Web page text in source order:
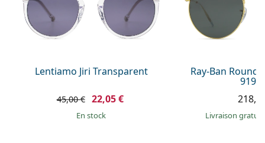
Lentiamo Jiri Transparent
45,00 € 22,05 €
en stock
Ray-Ban Round
Livraison